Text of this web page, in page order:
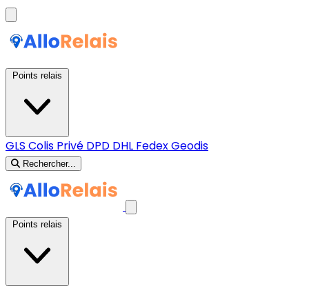
GLS Colis Privé DPD DHL FedexGeodis
Rechercher...